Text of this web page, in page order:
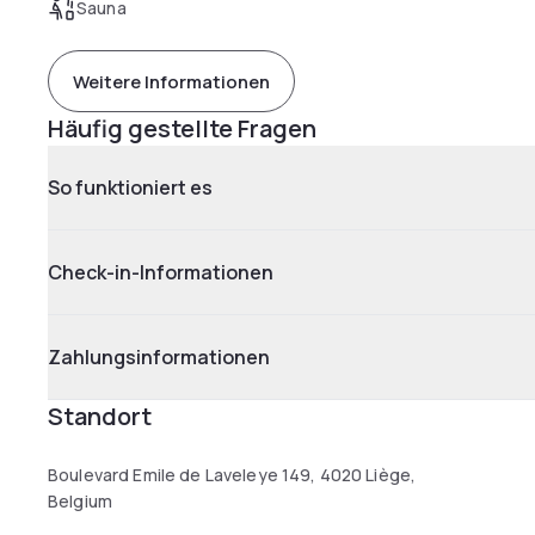
Sauna
Weitere Informationen
Häufig gestellte Fragen
So funktioniert es
Check-in-Informationen
Zahlungsinformationen
Standort
Boulevard Emile de Laveleye 149, 4020 Liège,
Belgium